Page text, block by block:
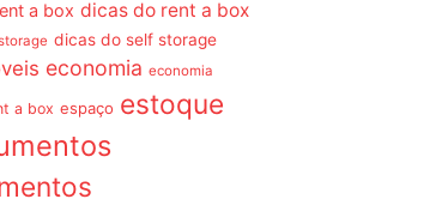
a box dicas do rent a box
dicas do self storage
economia economia
a box espaço estoque